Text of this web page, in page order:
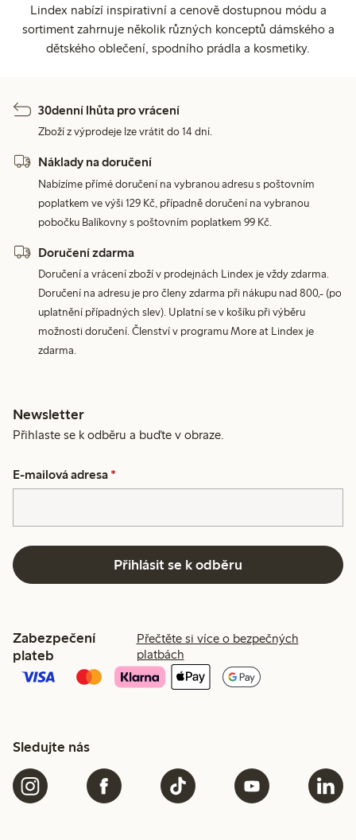
Lindex nabízí inspirativní a cenově dostupnou módu a
sortiment zahrnuje několik různých konceptů dámského a
dětského oblečení, spodního prádla a kosmetiky.
30denní lhůta pro vrácení
Zboží z výprodeje lze vrátit do 14 dní.
Náklady na doručení
Nabízíme přímé doručení na vybranou adresu s poštovním
poplatkem ve výši 129 Kč, případně doručení na vybranou
pobočku Balíkovny s poštovním poplatkem 99 Kč.
Doručení zdarma
Doručení a vrácení zboží v prodejnách Lindex je vždy zdarma.
Doručení na adresu je pro členy zdarma při nákupu nad 800,- (po
uplatnění případných slev). Uplatní se v košíku při výběru
možnosti doručení. Členství v programu More at Lindex je
zdarma.
Newsletter
Přihlaste se k odběru a buďte v obraze.
E-mailová adresa *
Přihlásit se k odběru
Zabezpečení
plateb
Přečtěte si více o bezpečných
platbách
Sledujte nás